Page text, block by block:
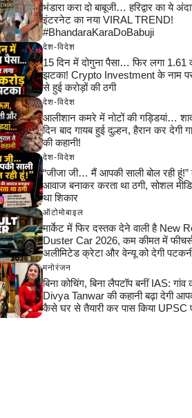
भंडारा करा दो बाबूजी… हरिद्वार का ये
इंटरनेट का नया VIRAL TREND!
#BhandaraKaraDoBabuji
देश-विदेश
15 दिन में दोगुना पैसा… फिर लगा 1.61
झटका! Crypto Investment के नाम पर
से हुई करोड़ों की ठगी
देश-विदेश
आलीशान कमरे में नोटों की गड्डियां…
दिन बाद गायब हुई दुल्हन, हैरान कर देगी
की कहानी!
देश-विदेश
“जीजा जी… मैं आपकी साली बोल रही
आवाज बनाकर करता था ठगी, सोशल
था शिकार
ऑटोमोबाइल
मार्केट में फिर दस्तक देने वाली है New
Duster Car 2026, कम कीमत में
अलीमिटेड क्रेटा और वेन्यू को देगी
मनोरंजन
बिना कोचिंग, बिना लैपटॉप बनीं IAS: गांव
Divya Tanwar की कहानी बढ़ा देगी
कैसे घर से तैयारी कर पास किया UPSC